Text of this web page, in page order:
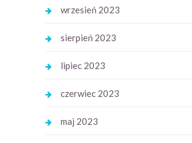
wrzesień 2023
sierpień 2023
lipiec 2023
czerwiec 2023
maj 2023